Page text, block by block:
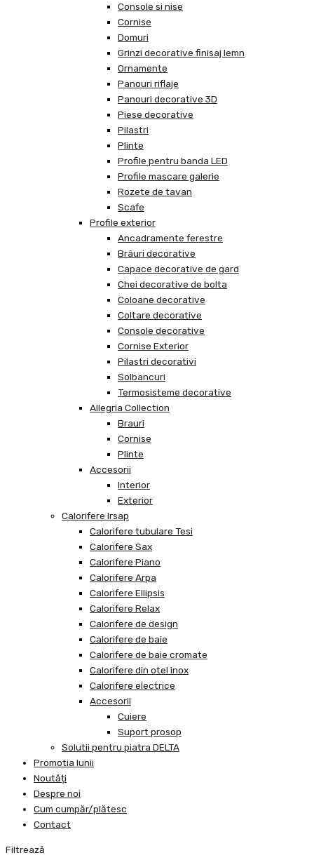
Console si nise
Cornise
Domuri
Grinzi decorative finisaj lemn
Ornamente
Panouri riflaje
Panouri decorative 3D
Piese decorative
Pilastri
Plinte
Profile pentru banda LED
Profile mascare galerie
Rozete de tavan
Scafe
Profile exterior
Ancadramente ferestre
Brâuri decorative
Capace decorative de gard
Chei decorative de bolta
Coloane decorative
Coltare decorative
Console decorative
Cornise Exterior
Pilastri decorativi
Solbancuri
Termosisteme decorative
Allegria Collection
Brauri
Cornise
Plinte
Accesorii
Interior
Exterior
Calorifere Irsap
Calorifere tubulare Tesi
Calorifere Sax
Calorifere Piano
Calorifere Arpa
Calorifere Ellipsis
Calorifere Relax
Calorifere de design
Calorifere de baie
Calorifere de baie cromate
Calorifere din otel inox
Calorifere electrice
Accesorii
Cuiere
Suport prosop
Solutii pentru piatra DELTA
Promotia lunii
Noutăți
Despre noi
Cum cumpăr/plătesc
Contact
Filtrează